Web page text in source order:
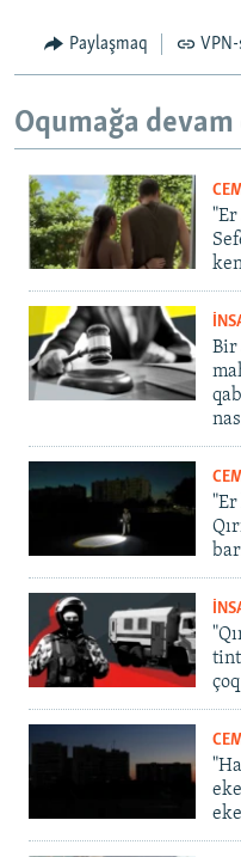
Paylaşmaq
Oqumağa
Bir
"Er